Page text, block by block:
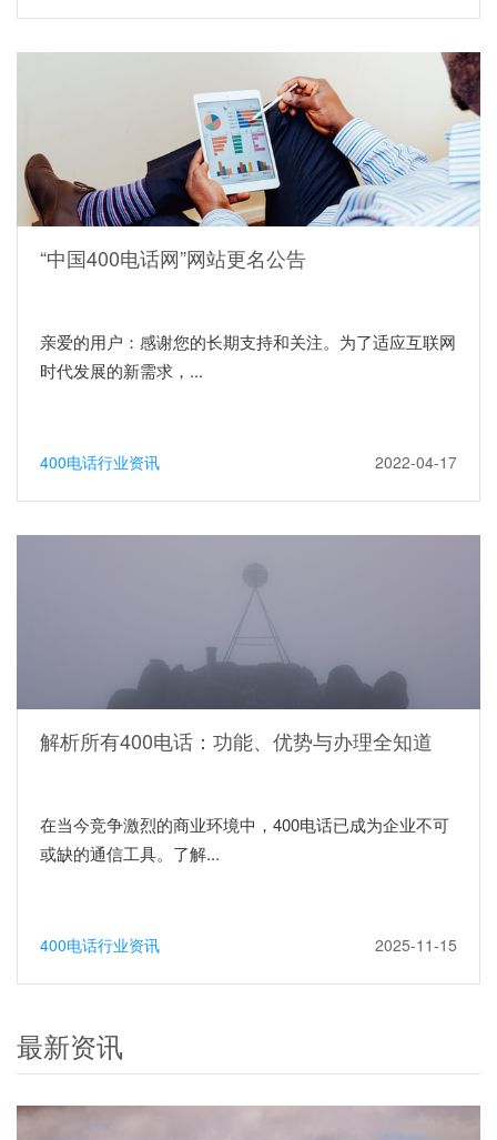
“中国400电话网”网站更名公告
亲爱的用户：感谢您的长期支持和关注。为了适应互联网
时代发展的新需求，...
400电话行业资讯 2022-04-17
解析所有400电话：功能、优势与办理全知道
在当今竞争激烈的商业环境中，400电话已成为企业不可
或缺的通信工具。了解...
400电话行业资讯 2025-11-15
最新资讯